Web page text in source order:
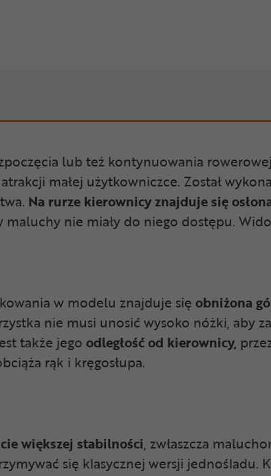
lub też kontynuowania
małej użytkowniczce. Został
Na rurze kierownicy znajduje się
nie miały do niego dostępu.
w modelu znajduje się obniżona
nie musi unosić wysoko nóżki, aby
także jego odległość od kierownicy,
rąk i kręgosłupa.
większej stabilności, zwłaszcza
się klasycznej wersji jednośladu.